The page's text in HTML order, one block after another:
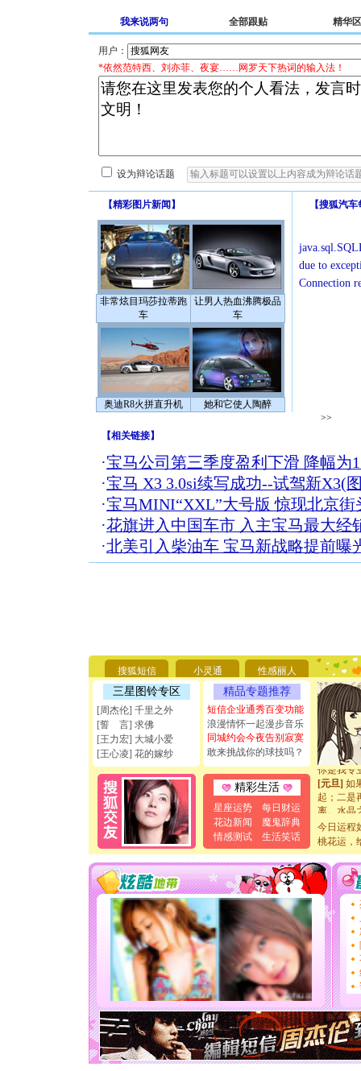
我来说两句 全部跟贴 精华区
用户：
*依然范特西、刘亦菲、夜宴……网罗天下热词的输入法！
设为辩论话题
【精彩图片新闻 】
非常炫目玛莎拉蒂跑
车
让男人热血沸腾极品
车
奥迪R8火拼直升机 她和它使人陶醉
【搜狐汽车
due to
Connection
>>
【相关链接】
·宝马公司第三季度盈利下滑 降幅为
·宝马 X3 3.0si续写成功--试驾新X3(
·宝马MINI“XXL”大号版 惊现北京街
·花旗进入中国车市 入主宝马最大经
·北美引入柴油车 宝马新战略提前曝
搜狐短信 小灵通 性感丽人
三星图铃专区
[周杰伦] 千里之外
[誓 言] 求佛
[王力宏] 大城小爱
[王心凌] 花的嫁纱
精品专题推荐
短信企业通秀百变功能
浪漫情怀一起漫步音乐
同城约会今夜告别寂寞
敢来挑战你的球技吗？
精彩生活
星座运势
每日财运
花边新闻
魔鬼辞典
情感测试
生活笑话
要平安！
[圣诞节]
能正大光
天都要快
[圣诞节]
如意,快
[元旦]看
断电。爱
你是我专
[元旦]如
起；二是
离。水晶
泣，这痛
卖了。水
颜！冬去
道一声
[春节]
传
片叶子
送你一
[圣诞节]
你太多
要平安
[圣诞节]
能正大
天都要快
[圣诞节]
如意,快
[元旦]看
断电。爱
今日运程
桃花运，